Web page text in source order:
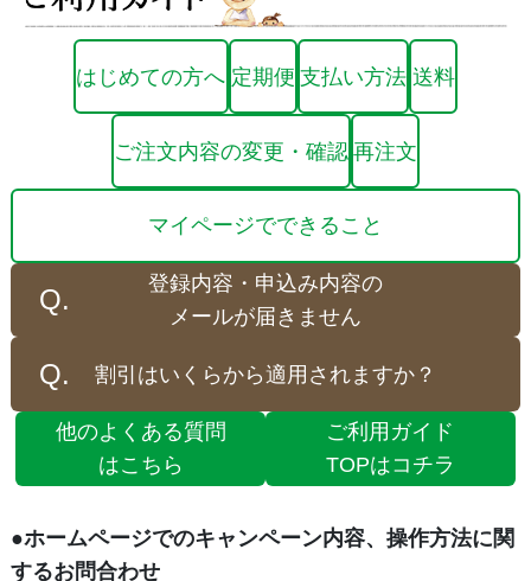
はじめての方へ 定期便 支払い方法 送料
ご注文内容の変更・確認 再注文
マイページでできること
登録内容・申込み内容の
メールが届きません
割引はいくらから適用されますか？
他のよくある質問
はこちら
ご利用ガイド
TOPはコチラ
●ホームページでのキャンペーン内容、操作方法に関
するお問合わせ